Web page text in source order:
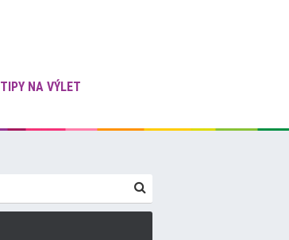
TIPY NA VÝLET